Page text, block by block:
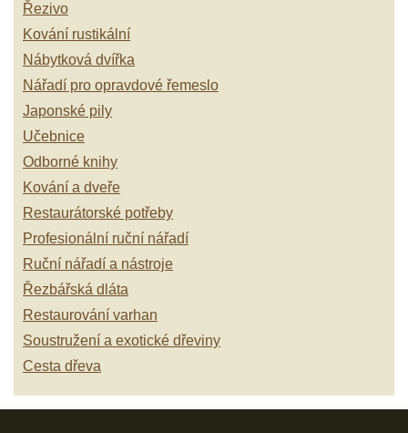
Řezivo
Kování rustikální
Nábytková dvířka
Nářadí pro opravdové řemeslo
Japonské pily
Učebnice
Odborné knihy
Kování a dveře
Restaurátorské potřeby
Profesionální ruční nářadí
Ruční nářadí a nástroje
Řezbářská dláta
Restaurování varhan
Soustružení a exotické dřeviny
Cesta dřeva